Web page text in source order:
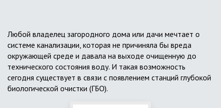
Любой владелец загородного дома или дачи мечтает о
системе канализации, которая не причиняла бы вреда
окружающей среде и давала на выходе очищенную до
технического состояния воду. И такая возможность
сегодня существует в связи с появлением станций глубокой
биологической очистки (ГБО).